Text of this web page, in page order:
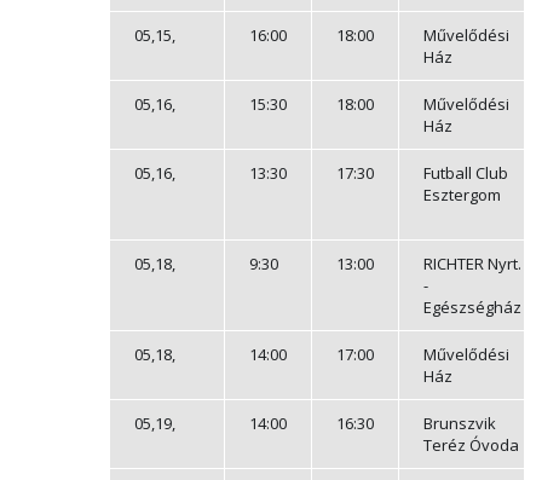
05,15, 16:00 18:00
Művelődési
Ház
05,16, 15:30 18:00
Művelődési
Ház
05,16, 13:30 17:30
Futball Club
Esztergom
05,18, 9:30 13:00
RICHTER Nyrt.
-
Egészségház
05,18, 14:00 17:00
Művelődési
Ház
05,19, 14:00 16:30
Brunszvik
Teréz Óvoda